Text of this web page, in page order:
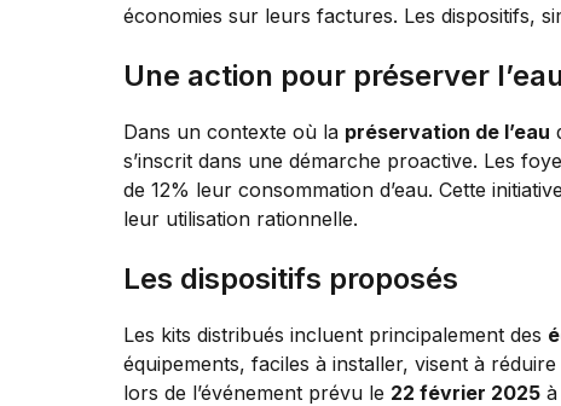
économies sur leurs factures. Les dispositifs,
Une action pour préserver l’eau
Dans un contexte où la préservation de l’eau
s’inscrit dans une démarche proactive. Les
de 12% leur consommation d’eau. Cette
leur utilisation rationnelle.
Les dispositifs proposés
Les kits distribués incluent principalement des
équipements, faciles à installer, visent à
lors de l’événement prévu le 22 février 2025